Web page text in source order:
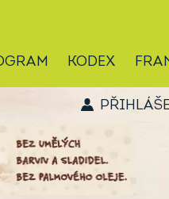
KODEX